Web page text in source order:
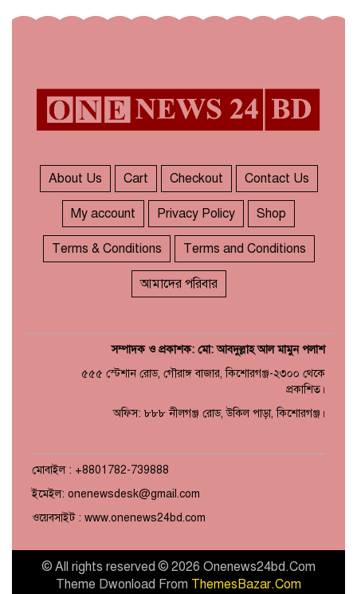
About Us Cart Checkout Contact Us
My account Privacy Policy Shop
Terms & Conditions Terms and Conditions
আমাদের পরিবার
সম্পাদক ও প্রকাশক: মো: আবদুল্লাহ আল মামুন পলাশ
৫৫৫ স্টেশান রোড, গৌরাঙ্গ বাজার, কিশোরগঞ্জ-২৩০০ থেকে
প্রকাশিত।
অফিস: ৮৮৮ নীলগঞ্জ রোড, উকিল পাড়া, কিশোরগঞ্জ।
মোবাইল : +8801782-739888
ইমেইল: onenewsdesk@gmail.com
ওয়েবসাইট : www.onenews24bd.com
© All rights reserved © 2026 Onenews24bd.Com
Theme Dwonload From ThemesBazar.Com